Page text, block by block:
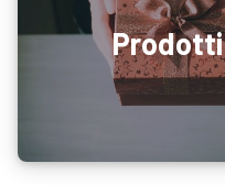
Prodotti